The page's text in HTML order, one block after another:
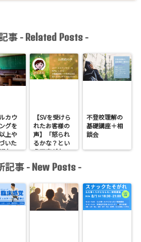
事 - Related Posts-
カウ
グを
上や
いた
なこ
【SVを受けら
れたお客様の
声】「怒られ
るかな？とい
う不安がな
不登校理解の
基礎講座＋相
談会
記事 - New Posts -